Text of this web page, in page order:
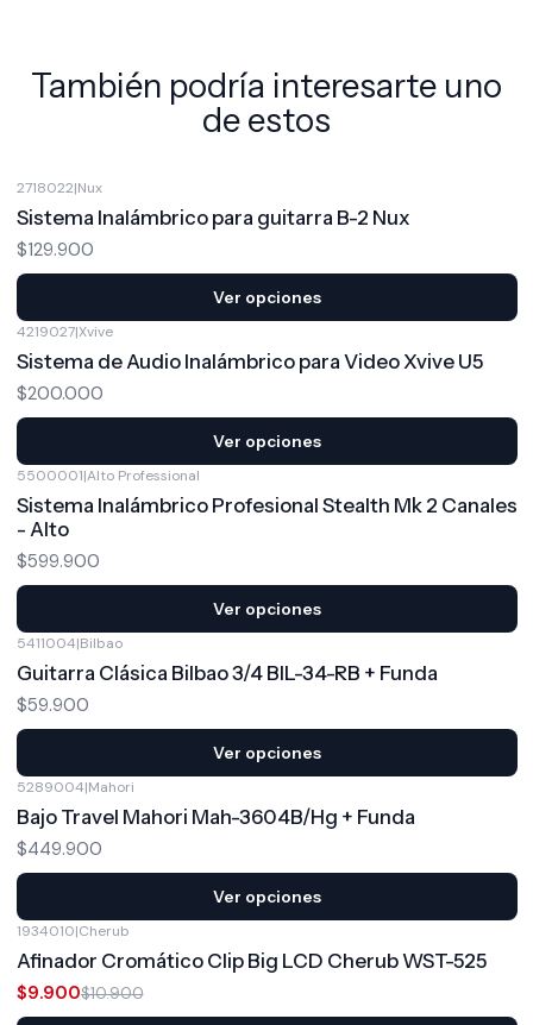
También podría interesarte uno
de estos
2718022|Nux
Sistema Inalámbrico para guitarra B-2 Nux
$129.900
Ver opciones
4219027|Xvive
Sistema de Audio Inalámbrico para Video Xvive U5
$200.000
Ver opciones
5500001|Alto Professional
Sistema Inalámbrico Profesional Stealth Mk 2 Canales
- Alto
$599.900
Ver opciones
5411004|Bilbao
Guitarra Clásica Bilbao 3/4 BIL-34-RB + Funda
$59.900
Ver opciones
5289004|Mahori
Bajo Travel Mahori Mah-3604B/Hg + Funda
$449.900
Ver opciones
1934010|Cherub
Afinador Cromático Clip Big LCD Cherub WST-525
$9.900$10.900